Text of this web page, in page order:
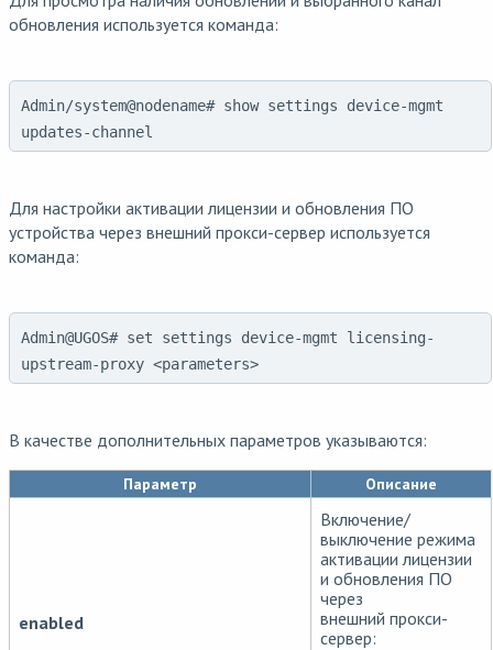
обновления используется команда:
Admin/system@nodename# show settings device-mgmt
updates-channel
Для настройки активации лицензии и обновления ПО
устройства через внешний прокси-сервер используется
команда:
Admin@UGOS# set settings device-mgmt licensing-
upstream-proxy <parameters>
В качестве дополнительных параметров указываются:
Параметр Описание
enabled
Включение/
выключение режима
активации лицензии
и обновления ПО
через
внешний прокси-
сервер: